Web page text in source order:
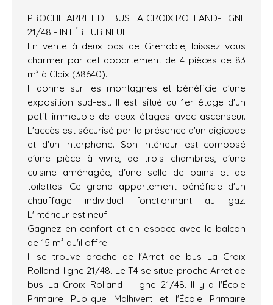
PROCHE ARRET DE BUS LA CROIX ROLLAND-LIGNE
21/48 - INTÉRIEUR NEUF
En vente à deux pas de Grenoble, laissez vous
charmer par cet appartement de 4 pièces de 83
m² à Claix (38640).
Il donne sur les montagnes et bénéficie d'une
exposition sud-est. Il est situé au 1er étage d'un
petit immeuble de deux étages avec ascenseur.
L'accès est sécurisé par la présence d'un digicode
et d'un interphone. Son intérieur est composé
d'une pièce à vivre, de trois chambres, d'une
cuisine aménagée, d'une salle de bains et de
toilettes. Ce grand appartement bénéficie d'un
chauffage individuel fonctionnant au gaz.
L'intérieur est neuf.
Gagnez en confort et en espace avec le balcon
de 15 m² qu'il offre.
Il se trouve proche de l'Arret de bus La Croix
Rolland-ligne 21/48. Le T4 se situe proche Arret de
bus La Croix Rolland - ligne 21/48. Il y a l'École
Primaire Publique Malhivert et l'École Primaire